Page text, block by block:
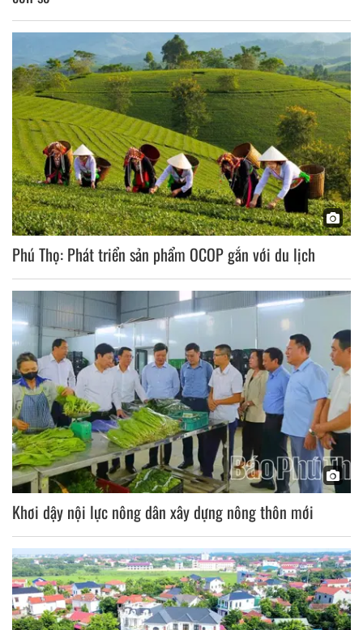
Phú Thọ: Phát triển sản phẩm OCOP gắn với du lịch
Khơi dậy nội lực nông dân xây dựng nông thôn mới